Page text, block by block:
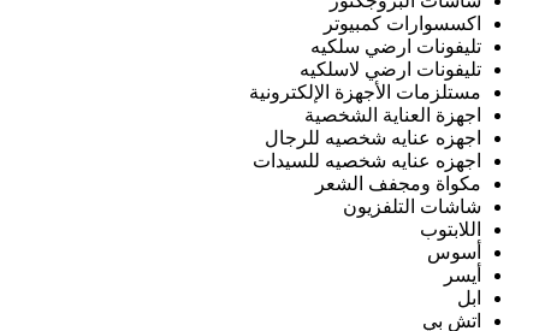
اكسسوارات كمبيوتر
تليفونات ارضي سلكيه
تليفونات ارضي لاسلكيه
مستلزمات الأجهزة الإلكترونية
اجهزة العناية الشخصية
اجهزه عنايه شخصيه للرجال
اجهزه عنايه شخصيه للسيدات
مكواة ومجفف الشعر
شاشات التلفزيون
اللابتوب
أسوس
أيسر
ابل
اتش بي